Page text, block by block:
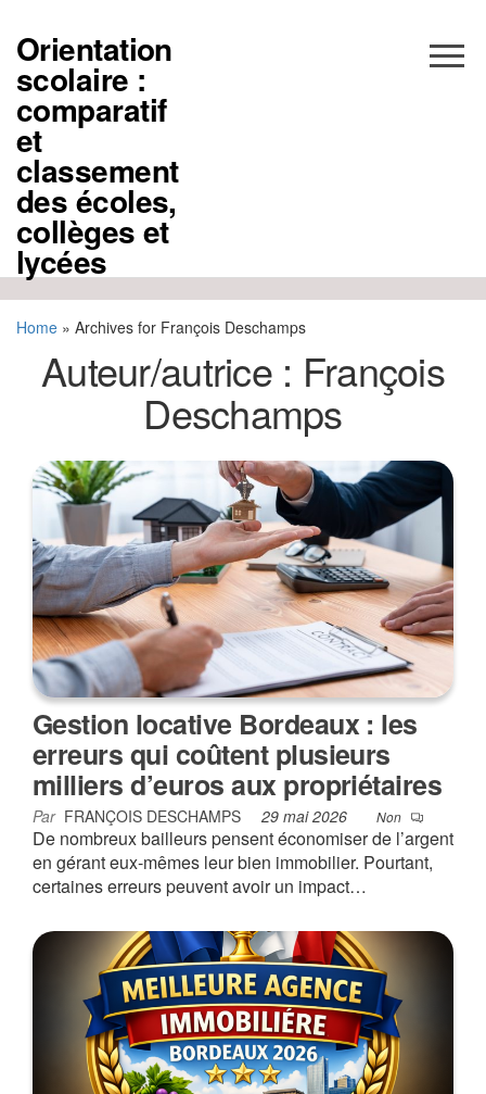
contenu
Orientation
scolaire :
comparatif
et
classement
des écoles,
collèges et
lycées
Home » Archives for François Deschamps
Auteur/autrice : François
Deschamps
Gestion locative Bordeaux : les
erreurs qui coûtent plusieurs
milliers d’euros aux propriétaires
Par FRANÇOIS DESCHAMPS 29 mai 2026 Non
De nombreux bailleurs pensent économiser de l’argent
en gérant eux-mêmes leur bien immobilier. Pourtant,
certaines erreurs peuvent avoir un impact…